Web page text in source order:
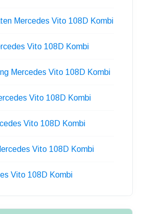
Mercedes Vito 108D Kombi
Vito 108D Kombi
Mercedes Vito 108D Kombi
Vito 108D Kombi
Vito 108D Kombi
Vito 108D Kombi
Vito 108D Kombi